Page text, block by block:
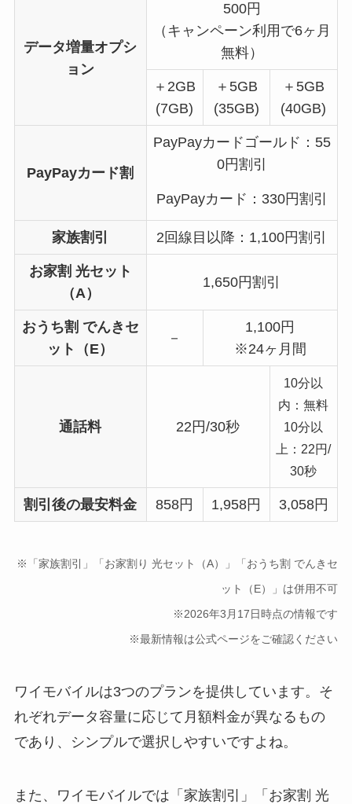
データ増量オプシ
ョン
500円
（キャンペーン利用で6ヶ月
無料）
＋2GB
(7GB)
＋5GB
(35GB)
＋5GB
(40GB)
PayPayカード割
PayPayカードゴールド：55
0円割引
PayPayカード：330円割引
家族割引 2回線目以降：1,100円割引
お家割 光セット
（A）
1,650円割引
おうち割 でんきセ
ット（E）
－
1,100円
※24ヶ月間
通話料 22円/30秒
10分以
内：無料
10分以
上：22円/
30秒
割引後の最安料金 858円 1,958円 3,058円
※「家族割引」「お家割り 光セット（A）」「おうち割 でんきセ
ット（E）」は併用不可
※2026年3月17日時点の情報です
※最新情報は公式ページをご確認ください
ワイモバイルは3つのプランを提供しています。そ
れぞれデータ容量に応じて月額料金が異なるもの
であり、シンプルで選択しやすいですよね。
また、ワイモバイルでは「家族割引」「お家割 光